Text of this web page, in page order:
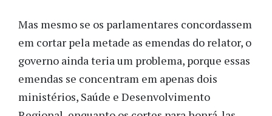
Mas mesmo se os parlamentares concordassem
em cortar pela metade as emendas do relator, o
governo ainda teria um problema, porque essas
emendas se concentram em apenas dois
ministérios, Saúde e Desenvolvimento